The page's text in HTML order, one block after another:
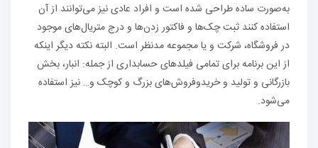
به‌صورت ساده طراحی شده است و افراد عادی نیز می‌توانند از آن
استفاده کنند ثبت چک‌ها و فاکتور زدن‌ها و درج متریال‌های موجود
در فروشگاه، شرکت و یا مجموعه مدنظر است. البته نکته دیگر اینکه
از این برنامه برای تمامی فیلدهای حسابداری از جمله: انبار، بخش
بازرگانی و تولید و خریدوفروش‌های بزرگ و کوچک و… نیز استفاده
می‌شود.